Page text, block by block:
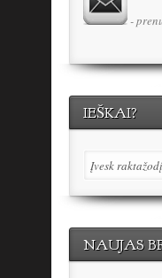
-
IEŠKAI?
NAUJAS